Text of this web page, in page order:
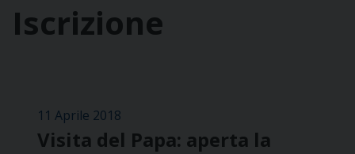
Iscrizione
11 Aprile 2018
Visita del Papa: aperta la